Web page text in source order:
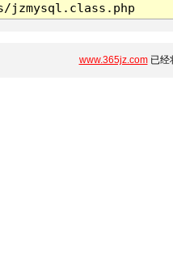
jzmysql.class.php
www.365jz.com已经